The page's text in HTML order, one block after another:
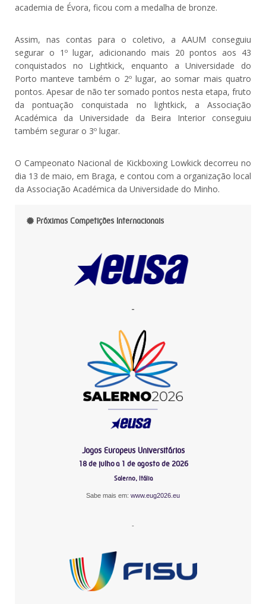
academia de Évora, ficou com a medalha de bronze.
Assim, nas contas para o coletivo, a AAUM conseguiu
segurar o 1º lugar, adicionando mais 20 pontos aos 43
conquistados no Lightkick, enquanto a Universidade do
Porto manteve também o 2º lugar, ao somar mais quatro
pontos. Apesar de não ter somado pontos nesta etapa, fruto
da pontuação conquistada no lightkick, a Associação
Académica da Universidade da Beira Interior conseguiu
também segurar o 3º lugar.
O Campeonato Nacional de Kickboxing Lowkick decorreu no
dia 13 de maio, em Braga, e contou com a organização local
da Associação Académica da Universidade do Minho.
Próximas Competições Internacionais
-
Jogos Europeus Universitários
18 de julho a 1 de agosto de 2026
Salerno, Itália
Sabe mais em: www.eug2026.eu
-